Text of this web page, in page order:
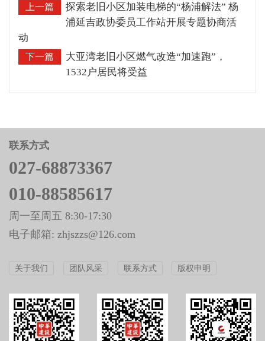
上一篇
探索老旧小区加装电梯的“杨浦解法” 杨
浦延吉政协委员工作站开展专题协商活
动
下一篇
大亚湾老旧小区燃气改造“加速跑”，
1532户居民将受益
联系方式
027-68873367
010-88585617
周一至周五 8:30-17:30
电子邮箱: zhjszzs@126.com
关于我们 团队风采 联系方式 版权申明